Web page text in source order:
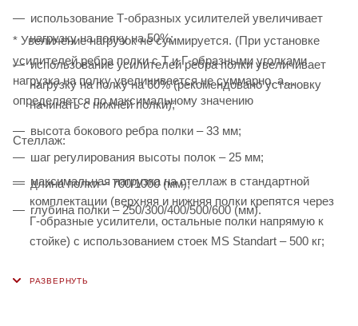
использование Т-образных усилителей увеличивает
нагрузку на полку на 50%;
использование усилителей ребра полки увеличивает
нагрузку на полку на 60% (рекомендовано установку
начинать с нижней полки);
высота бокового ребра полки – 33 мм;
шаг регулирования высоты полок – 25 мм;
длина полки – 700/1000 (мм);
глубина полки – 250/300/400/500/600 (мм).
* Увеличение нагрузок не суммируется. (При установке
усилителей ребра полки с Т и Г-образными уголками
нагрузка на полку увеличивается не суммарно, а
определяется по максимальному значению
Стеллаж:
максимальная нагрузка на стеллаж в стандартной
комплектации (верхняя и нижняя полки крепятся через
Г-образные усилители, остальные полки напрямую к
стойке) с использованием стоек MS Standart – 500 кг;
полку Г-образного или Т-образного уголка увеличивает